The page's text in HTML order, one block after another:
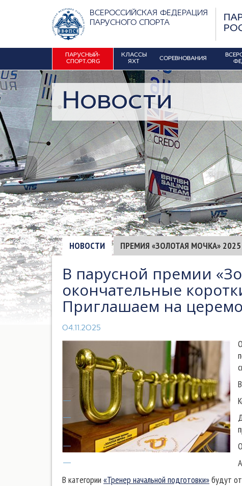
ВСЕРОССИЙСКАЯ ФЕДЕРАЦИЯ
ПАРУСНОГО СПОРТА
ПАРУСНЫЙ-
СПОРТ.ORG
КЛАССЫ
ЯХТ
СОРЕВНОВАНИЯ
Новости
НОВОСТИ ПРЕМИЯ «ЗОЛОТАЯ МОЧКА» 2025
В парусной премии
окончательные
Приглашаем на
04.11.2025
В категории «Тренер начальной подготовки»будут